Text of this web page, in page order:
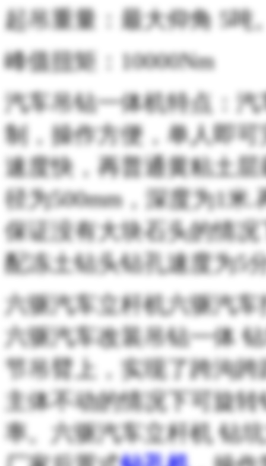
起吊重量：最大仰角 5吨
峰值扭矩：10000Nm
汽车吊钻一体机特点：
制，操作方便，单人即
速度快，再普通黄粘土
径为500mm，深度为1米
保证没有大块石头的情
配冻土钻头钻孔速度为5
六驱汽车立杆机六驱汽
六驱汽车改装吊钻一体
节吊臂上，实现了跨沟
主体不动的情况下可旋
率。六驱汽车立杆机 钻